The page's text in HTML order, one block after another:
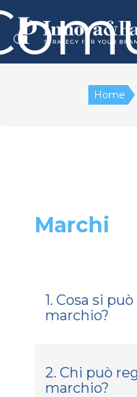
Home
Marchi
1. Cosa si
marchio?
2. Chi può
marchio?